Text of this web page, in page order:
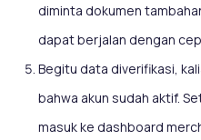
diminta dokumen
dapat berjalan dengan
Begitu data diverifikasi,
bahwa akun sudah aktif.
masuk ke dashboard